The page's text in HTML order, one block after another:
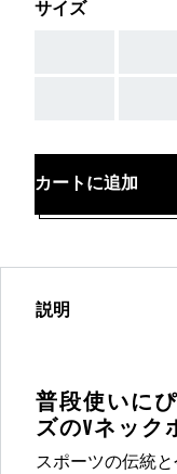
サイズ
カートに追加
説明
普段使いに
ズのVネック
スポーツの伝統